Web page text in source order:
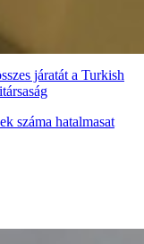
járatát a Turkish
száma hatalmasat